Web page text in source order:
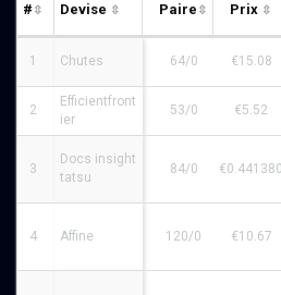
# Devise Paire Prix
1 Chutes 64/0 €15.08
2
Efficientfront
ier
53/0 €5.52
3
Docs insight
tatsu
84/0 €0.441380
4 Affine 120/0 €10.67